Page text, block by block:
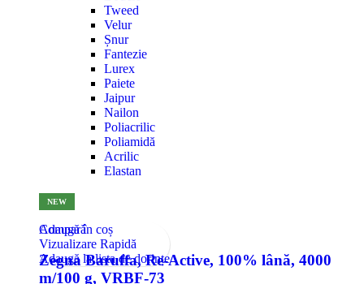
Tweed
Velur
Șnur
Fantezie
Lurex
Paiete
Jaipur
Nailon
Poliacrilic
Poliamidă
Acrilic
Elastan
NEW
Compară
Vizualizare Rapidă
Adaugă la lista de dorințe
Adaugă în coș
Zegna Baruffa, Re-Active, 100% lână, 4000
m/100 g, VRBF-73